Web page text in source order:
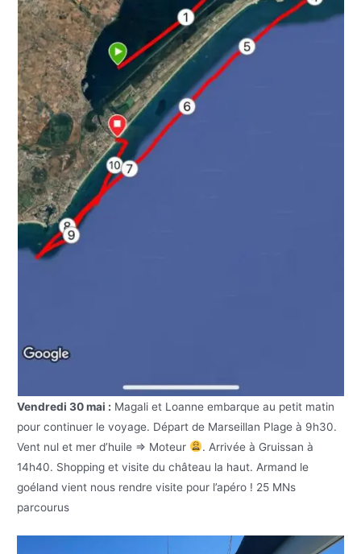
Vendredi 30 mai : Magali et Loanne embarque au petit matin
pour continuer le voyage. Départ de Marseillan Plage à 9h30.
Vent nul et mer d’huile => Moteur
. Arrivée à Gruissan à
14h40. Shopping et visite du château la haut. Armand le
goéland vient nous rendre visite pour l’apéro ! 25 MNs
parcourus